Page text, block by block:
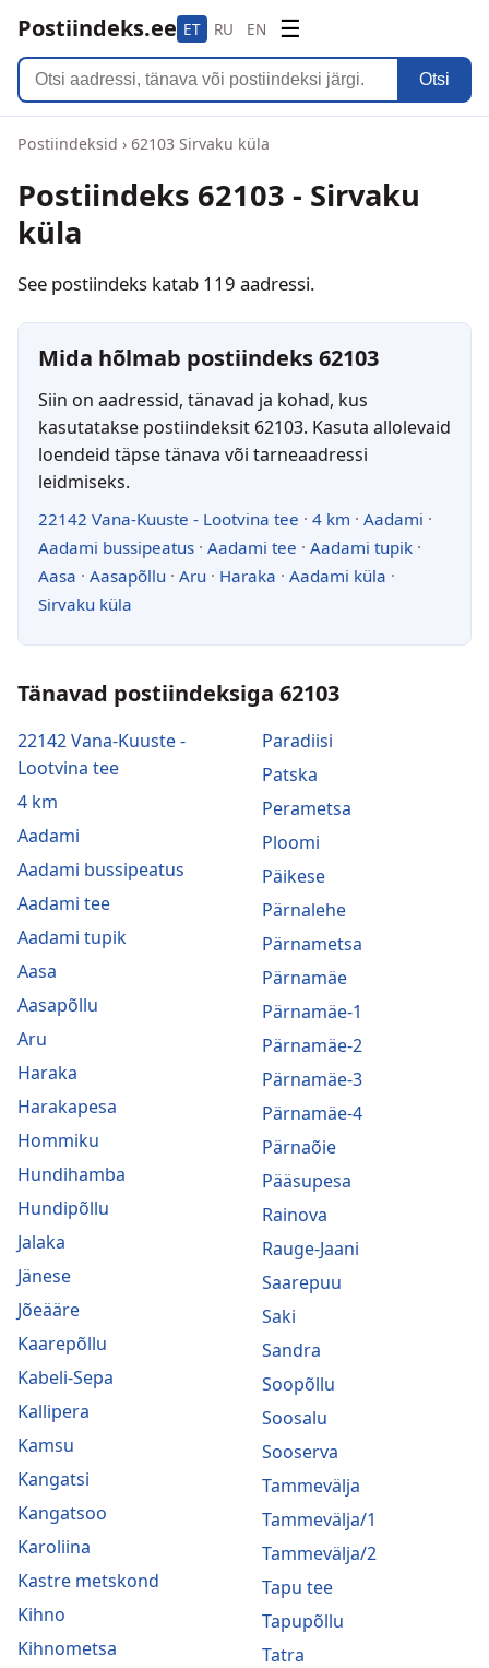
Postiindeks.ee ET RU EN ☰
Otsi
Postiindeksid › 62103 Sirvaku küla
Postiindeks 62103 - Sirvaku
küla
See postiindeks katab 119 aadressi.
Mida hõlmab postiindeks 62103
Siin on aadressid, tänavad ja kohad, kus
kasutatakse postiindeksit 62103. Kasuta allolevaid
loendeid täpse tänava või tarneaadressi
leidmiseks.
22142 Vana-Kuuste - Lootvina tee · 4 km · Aadami ·
Aadami bussipeatus · Aadami tee · Aadami tupik ·
Aasa · Aasapõllu · Aru · Haraka · Aadami küla ·
Sirvaku küla
Tänavad postiindeksiga 62103
22142 Vana-Kuuste -
Lootvina tee
4 km
Aadami
Aadami bussipeatus
Aadami tee
Aadami tupik
Aasa
Aasapõllu
Aru
Haraka
Harakapesa
Hommiku
Hundihamba
Hundipõllu
Jalaka
Jänese
Jõeääre
Kaarepõllu
Kabeli-Sepa
Kallipera
Kamsu
Kangatsi
Kangatsoo
Karoliina
Kastre metskond
Kihno
Kihnometsa
Paradiisi
Patska
Perametsa
Ploomi
Päikese
Pärnalehe
Pärnametsa
Pärnamäe
Pärnamäe-1
Pärnamäe-2
Pärnamäe-3
Pärnamäe-4
Pärnaõie
Pääsupesa
Rainova
Rauge-Jaani
Saarepuu
Saki
Sandra
Soopõllu
Soosalu
Sooserva
Tammevälja
Tammevälja/1
Tammevälja/2
Tapu tee
Tapupõllu
Tatra